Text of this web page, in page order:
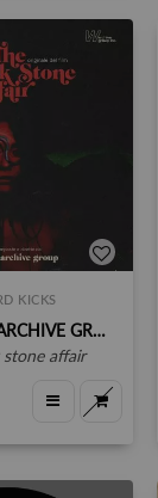
KICKS
WHATITDO ARCHIVE GROUP
stone affair